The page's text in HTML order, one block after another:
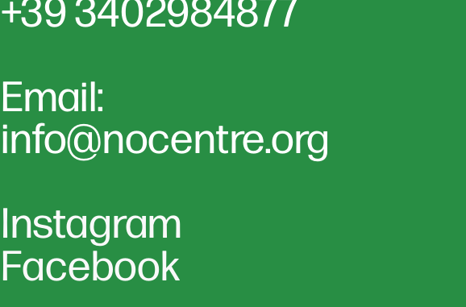
Email:
info@nocentre.org
Instagram
Facebook